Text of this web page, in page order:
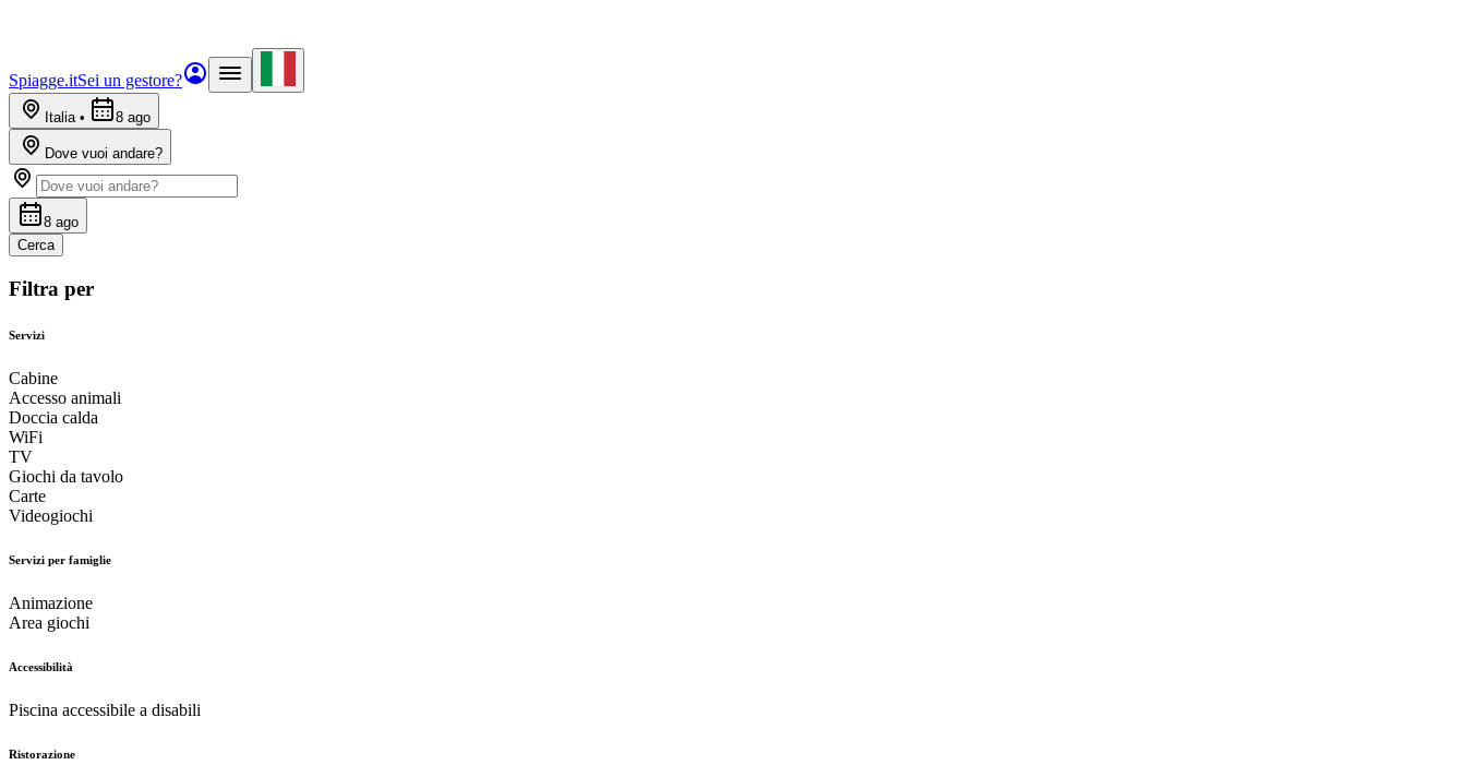
Spiagge.itSei un gestore?
Italia• 8 ago
Dove vuoi andare?
8 ago
Cerca
Filtra per
Servizi
Cabine
Accesso animali
Doccia calda
WiFi
TV
Giochi da tavolo
Carte
Videogiochi
Servizi per famiglie
Animazione
Area giochi
Accessibilità
Piscina accessibile a disabili
Ristorazione